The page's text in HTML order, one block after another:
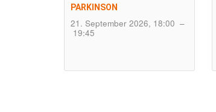
PARKINSON
21. September 2026, 18:00 –
19:45